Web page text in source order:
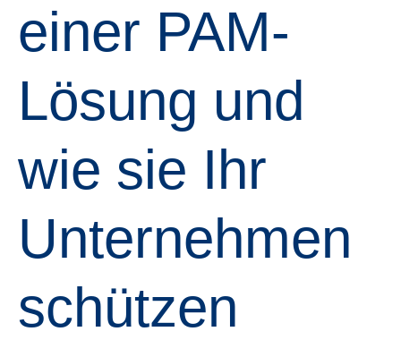
einer PAM-
Lösung und
wie sie Ihr
Unternehmen
schützen